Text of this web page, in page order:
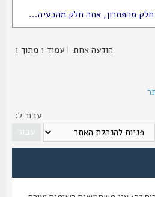
מהפתרון, אתה חלק מהבעיה...
הודעה אחת |עמוד1מתוך1
עבור ל: